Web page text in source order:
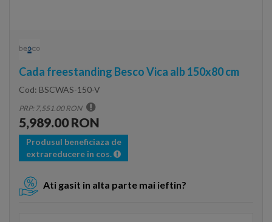
Cada freestanding Besco Vica alb 150x80 cm
Cod: BSCWAS-150-V
PRP: 7,551.00 RON
5,989.00 RON
Produsul beneficiaza de
extrareducere in cos.
Ati gasit in alta parte mai ieftin?